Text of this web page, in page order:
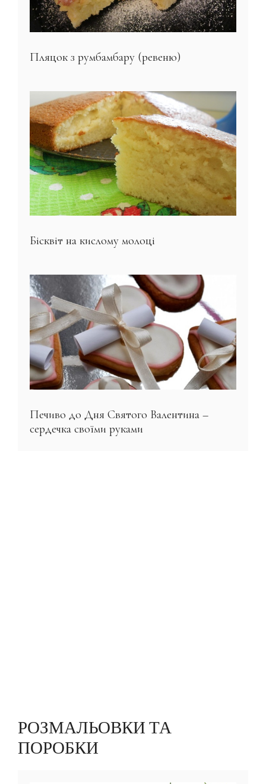
Пляцок з румбамбару (ревеню)
Бісквіт на кислому молоці
Печиво до Дня Святого Валентина –
сердечка своїми руками
РОЗМАЛЬОВКИ ТА
ПОРОБКИ